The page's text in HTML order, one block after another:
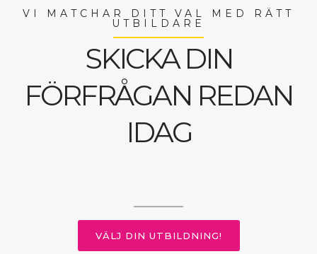
VI MATCHAR DITT VAL MED RÄTT
UTBILDARE
SKICKA DIN
FÖRFRÅGAN REDAN
IDAG
VÄLJ DIN UTBILDNING!